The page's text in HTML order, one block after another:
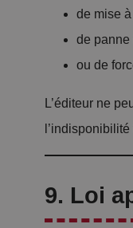
de mise à
de panne
ou de
L’éditeur ne
9. Loi